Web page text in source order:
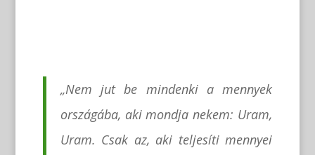
„Nem jut be mindenki a mennyek
országába, aki mondja nekem: Uram,
Uram. Csak az, aki teljesíti mennyei